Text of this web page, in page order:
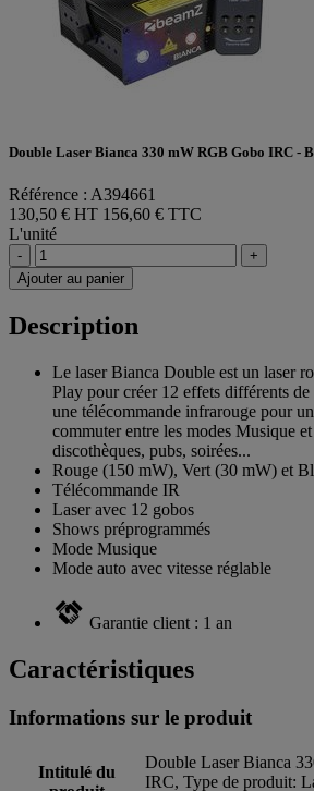
Double Laser Bianca 330 mW RGB Gobo IRC -
Référence : A394661
130,50 € HT 156,60 € TTC
L'unité
-
+
Ajouter au panier
Description
Le laser Bianca Double est un laser
Play pour créer 12 effets différents
une télécommande infrarouge pour
commuter entre les modes Musique
discothèques, pubs, soirées...
Rouge (150 mW), Vert (30 mW) et
Télécommande IR
Laser avec 12 gobos
Shows préprogrammés
Mode Musique
Mode auto avec vitesse réglable
Garantie client : 1 an
Caractéristiques
Informations sur le produit
Intitulé du
Double Laser Bianca
IRC, Type de produit: